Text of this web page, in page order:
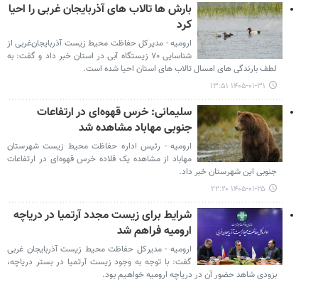
بارش ها تالاب های آذربایجان غربی را احیا
کرد
ارومیه - مدیرکل حفاظت محیط‌ زیست آذربایجان‌غربی از
شناسایی ۷۰ زیستگاه آبی در استان خبر داد و گفت: به
لطف بارندگی های امسال تالاب های استان احیا شده است.
۱۴۰۵-۰۱-۳۱ ۱۳:۵۱
سلیمانی: خرس قهوه‌ای در ارتفاعات
جنوبی مهاباد مشاهده شد
ارومیه - رئیس اداره حفاظت محیط زیست شهرستان
مهاباد از مشاهده یک قلاده خرس قهوه‌ای در ارتفاعات
جنوبی این شهرستان خبر داد.
۱۴۰۵-۰۱-۲۵ ۲۲:۲۰
شرایط برای زیست مجدد آرتمیا در دریاچه
ارومیه فراهم شد
ارومیه - مدیرکل حفاظت محیط زیست آذربایجان غربی
گفت: با توجه به وجود زیست آرتمیا در بستر دریاچه،
بزودی شاهد حضور آن در دریاچه ارومیه خواهیم بود.